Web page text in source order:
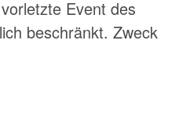
Event des
beschränkt. Zweck